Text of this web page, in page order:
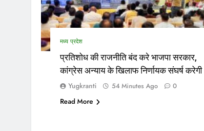
मध्य प्रदेश
प्रतिशोध की राजनीति बंद करे भाजपा सरकार,
कांग्रेस अन्याय के खिलाफ निर्णायक संघर्ष करेगी
Yugkranti 54 Minutes Ago 0
Read More